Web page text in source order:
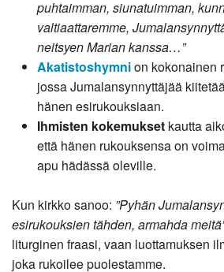
puhtaimman, siunatuimman,
valtiaattaremme,
neitsyen Marian kanssa…”
Akatistoshymnion kokonainen
jossa Jumalansynnyttäjää
hänen esirukouksiaan.
Ihmisten kokemukset kautta
että hänen rukouksensa on
apu hädässä oleville.
Kun kirkko sanoo: ”Pyhän
esirukouksien tähden, armahda
liturginen fraasi, vaan luottamuksen
joka rukoilee puolestamme.